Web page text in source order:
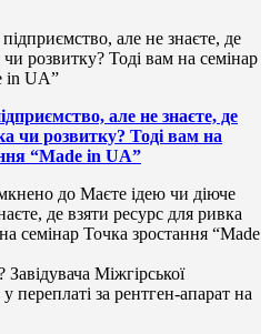
але не знаєте, де
чи розвитку? Тоді вам на
“Made in UA”
до Маєте ідею чи діюче
де взяти ресурс для ривка
семінар Точка зростання “Made